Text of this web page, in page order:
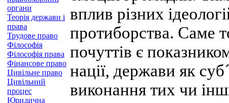
органи
Теорія держави і
права
Трудове право
Філософія
Філософія права
Фінансове право
Цивільне право
Цивільний
процес
Юридична
вплив різних
протиборства. Саме
почуттів є
нації, держави як
виконання тих чи